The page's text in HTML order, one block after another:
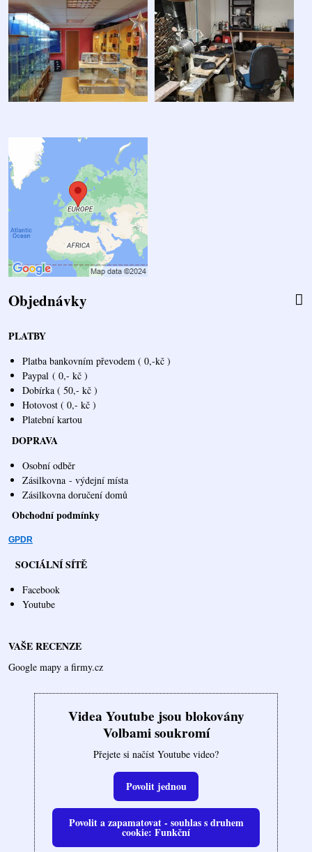
Objednávky
PLATBY
Platba bankovním převodem ( 0,-kč )
Paypal ( 0,- kč )
Dobírka ( 50,- kč )
Hotovost ( 0,- kč )
Platební kartou
DOPRAVA
Osobní odběr
Zásilkovna - výdejní místa
Zásilkovna doručení domů
Obchodní podmínky
GPDR
SOCIÁLNÍ SÍTĚ
Facebook
Youtube
VAŠE RECENZE
Google mapy a firmy.cz
Videa Youtube jsou blokovány
Volbami soukromí
Přejete si načíst Youtube video?
Povolit jednou
Povolit a zapamatovat - souhlas s druhem
cookie: Funkční